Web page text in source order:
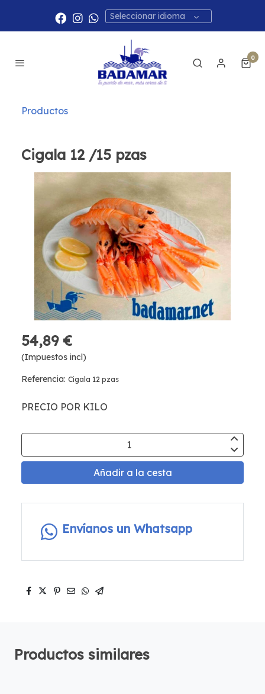
Seleccionar idioma
0
Productos
Cigala 12 /15 pzas
54,89 €
(Impuestos incl)
Referencia: Cigala 12 pzas
PRECIO POR KILO
Añadir a la cesta
Envíanos un Whatsapp
Productos similares